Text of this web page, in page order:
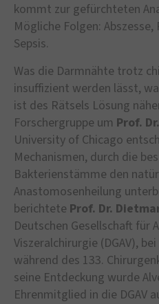
kommt zur gefürchteten
Mögliche Folgen:
Sepsis.
Was die Darmnähte trotz
insuffizient werden lässt,
ist des Rätsels Lösung
Forschergruppe um Prof.
University of Chicago
Mechanismen, durch die
Bakterienstämme den
Anastomosenheilung
berichtete Prof. Dr.
Deutschen Gesellschaft für
Viszeralchirurgie (DGAV),
während des 133.
seine Entdeckung wurde
Ehrenmitglied in die DGAV